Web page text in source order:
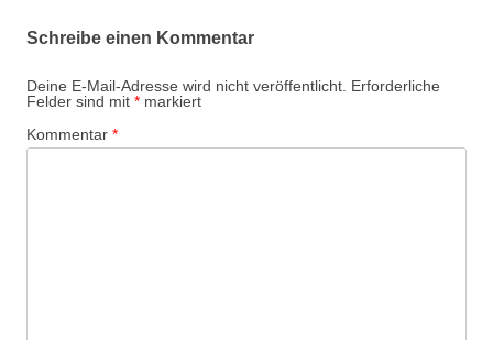
r
a
g
s
Schreibe einen Kommentar
Deine E-Mail-Adresse wird nicht veröffentlicht. Erforderliche
Felder sind mit * markiert
Kommentar *